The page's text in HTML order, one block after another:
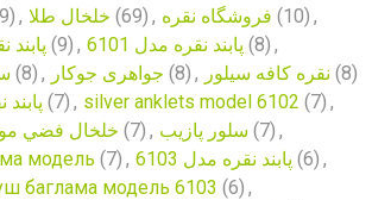
, خلخال طلا (69) , فروشگاه نقره (10) ,
پابند (9) , پابند نقره مدل 6101 (8) ,
(8) , جواهری جوکار (8) , نقره کافه سیلور (8)
پابند (7) , silver anklets model 6102 (7) ,
خلخال فضي موديل (7) , سلور پازیب (7) ,
модель (7) , پابند نقره مدل 6103 (6) ,
баглама модель 6103 (6) ,